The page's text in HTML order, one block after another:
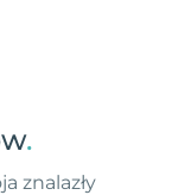
.
znalazły